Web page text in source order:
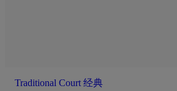
Traditional Court 经典